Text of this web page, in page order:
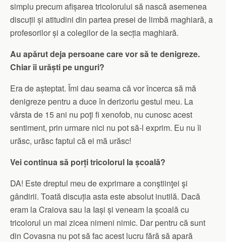
simplu precum afișarea tricolorului să nască asemenea
discuții și atitudini din partea presei de limbă maghiară, a
profesorilor și a colegilor de la secția maghiară.
Au apărut deja persoane care vor să te denigreze.
Chiar îi urăști pe unguri?
Era de așteptat. Îmi dau seama că vor încerca să mă
denigreze pentru a duce în derizoriu gestul meu. La
vârsta de 15 ani nu poţi fi xenofob, nu cunosc acest
sentiment, prin urmare nici nu pot să-l exprim. Eu nu îi
urăsc, urăsc faptul că ei mă urăsc!
Vei continua să porți tricolorul la școală?
DA! Este dreptul meu de exprimare a conştiinţei şi
gândirii. Toată discuția asta este absolut inutilă. Dacă
eram la Craiova sau la Iași și veneam la școală cu
tricolorul un mai zicea nimeni nimic. Dar pentru că sunt
din Covasna nu pot să fac acest lucru fără să apară